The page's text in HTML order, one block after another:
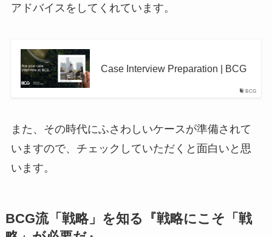
アドバイスをしてくれています。
BCG
Case Interview Preparation | BCG
また、その時代にふさわしいケースが準備されて
いますので、チェックしていただくと面白いと思
います。
BCG流「戦略」を知る『戦略にこそ「戦